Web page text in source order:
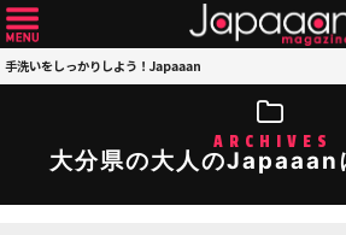
手洗いをしっかりしよう！Japaaan
ARCHIVES
大分県の大人のJapaaan